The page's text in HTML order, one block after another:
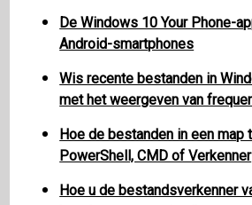
De Windows 10 Your Phone-
Android-smartphones
Wis recente bestanden in
met het weergeven van
Hoe de bestanden in een map
PowerShell, CMD of Verkenner
Hoe u de bestandsverkenner